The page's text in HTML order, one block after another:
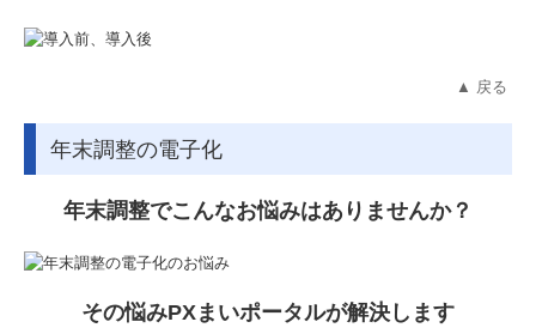
▲ 戻る
年末調整の電子化
年末調整でこんなお悩みはありませんか？
その悩みPXまいポータルが解決します